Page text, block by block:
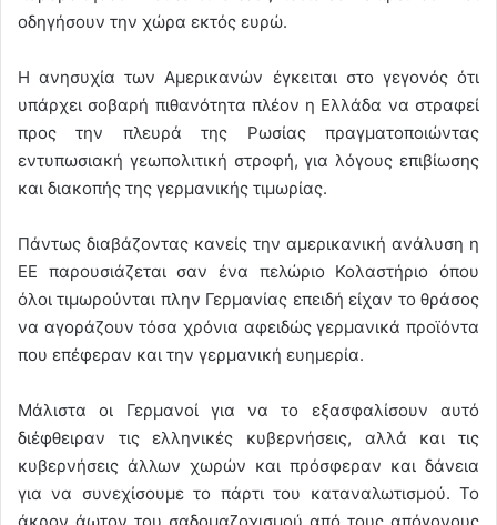
οδηγήσουν την χώρα εκτός ευρώ.
Η ανησυχία των Αμερικανών έγκειται στο γεγονός ότι
υπάρχει σοβαρή πιθανότητα πλέον η Ελλάδα να στραφεί
προς την πλευρά της Ρωσίας πραγματοποιώντας
εντυπωσιακή γεωπολιτική στροφή, για λόγους επιβίωσης
και διακοπής της γερμανικής τιμωρίας.
Πάντως διαβάζοντας κανείς την αμερικανική ανάλυση η
ΕΕ παρουσιάζεται σαν ένα πελώριο Κολαστήριο όπου
όλοι τιμωρούνται πλην Γερμανίας επειδή είχαν το θράσος
να αγοράζουν τόσα χρόνια αφειδώς γερμανικά προϊόντα
που επέφεραν και την γερμανική ευημερία.
Μάλιστα οι Γερμανοί για να το εξασφαλίσουν αυτό
διέφθειραν τις ελληνικές κυβερνήσεις, αλλά και τις
κυβερνήσεις άλλων χωρών και πρόσφεραν και δάνεια
για να συνεχίσουμε το πάρτι του καταναλωτισμού. Το